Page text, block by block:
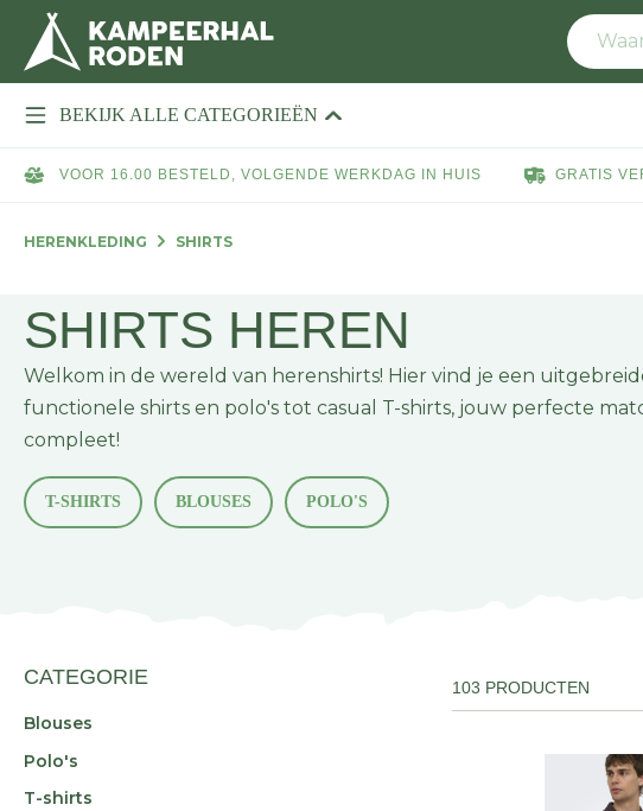
BEKIJK ALLE CATEGORIEËN
VOOR 16.00 BESTELD, VOLGENDE WERKDAG IN HUIS GRATIS
HERENKLEDING SHIRTS
SHIRTS HEREN
Welkom in de wereld van herenshirts! Hier vind je een
functionele shirts en polo's tot casual T-shirts, jouw perfecte
compleet!
T-SHIRTS BLOUSES POLO'S
CATEGORIE
Blouses
Polo's
T-shirts
103 PRODUCTEN